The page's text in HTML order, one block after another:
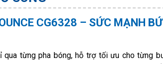
CG6328 – SỨC MẠNH
từng pha bóng, hỗ trợ tối ưu cho từng